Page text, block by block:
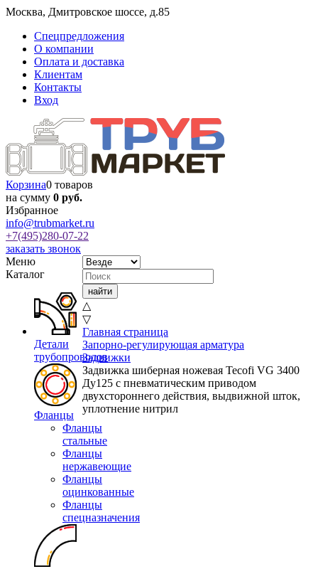
Москва, Дмитровское шоссе, д.85
Спецпредложения
О компании
Оплата и доставка
Клиентам
Контакты
Вход
Корзина0 товаров
на сумму 0 руб.
Избранное
info@trubmarket.ru
+7(495)280-07-22
заказать звонок
Меню
Каталог
Детали
трубопроводов
Фланцы
Фланцы
стальные
Фланцы
нержавеющие
Фланцы
оцинкованные
Фланцы
спецназначения
△
▽
Главная страница
Запорно-регулирующая арматура
Задвижки
Задвижка шиберная ножевая Tecofi VG 3400
Ду125 с пневматическим приводом
двухстороннего действия, выдвижной шток,
уплотнение нитрил